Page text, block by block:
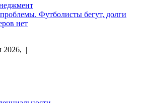
Футболисты бегут, долги
нет
2026, |